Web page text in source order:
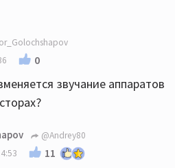
0
звучание аппаратов
@Andrey80
11